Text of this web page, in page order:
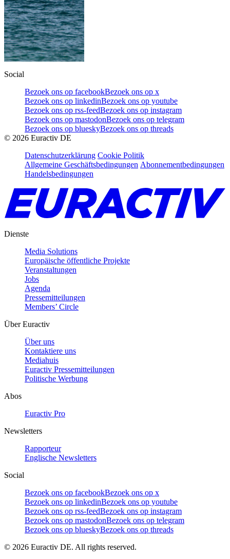
Social
Bezoek ons op facebookBezoek ons op x
Bezoek ons op linkedinBezoek ons op youtube
Bezoek ons op rss-feedBezoek ons op instagram
Bezoek ons op mastodonBezoek ons op telegram
Bezoek ons op blueskyBezoek ons op threads
© 2026 Euractiv DE
Datenschutzerklärung Cookie Politik
Allgemeine Geschäftsbedingungen Abonnementbedingungen
Handelsbedingungen
Dienste
Media Solutions
Europäische öffentliche Projekte
Veranstaltungen
Jobs
Agenda
Pressemitteilungen
Members’ Circle
Über Euractiv
Über uns
Kontaktiere uns
Mediahuis
Euractiv Pressemitteilungen
Politische Werbung
Abos
Euractiv Pro
Newsletters
Rapporteur
Englische Newsletters
Social
Bezoek ons op facebookBezoek ons op x
Bezoek ons op linkedinBezoek ons op youtube
Bezoek ons op rss-feedBezoek ons op instagram
Bezoek ons op mastodonBezoek ons op telegram
Bezoek ons op blueskyBezoek ons op threads
© 2026 Euractiv DE. All rights reserved.